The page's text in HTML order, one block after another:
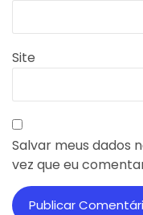
Site
Salvar meus dados
vez que eu